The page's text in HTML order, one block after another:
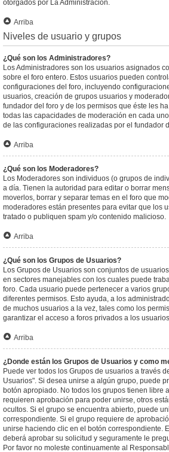
otorgados por La Administración.
Arriba
Niveles de usuario y grupos
¿Qué son los Administradores?
Los Administradores son los usuarios asignados
sobre el foro entero. Estos usuarios pueden
configuraciones del foro, incluyendo
usuarios, creación de grupos usuarios y
fundador del foro y de los permisos que éste les
todas las capacidades de moderación en cada
de las configuraciones realizadas por el fundador
Arriba
¿Qué son los Moderadores?
Los Moderadores son individuos (o grupos de
a día. Tienen la autoridad para editar o borrar
moverlos, borrar y separar temas en el foro que
moderadores están presentes para evitar que los
tratado o publiquen spam y/o contenido malicioso.
Arriba
¿Qué son los Grupos de Usuarios?
Los Grupos de Usuarios son conjuntos de
en sectores manejables con los cuales puede
foro. Cada usuario puede pertenecer a varios
diferentes permisos. Esto ayuda, a los
de muchos usuarios a la vez, tales como los
garantizar el acceso a foros privados a los
Arriba
¿Donde están los Grupos de Usuarios y como
Puede ver todos los Grupos de usuarios a través
Usuarios". Si desea unirse a algún grupo, puede
botón apropiado. No todos los grupos tienen libre
requieren aprobación para poder unirse, otros
ocultos. Si el grupo se encuentra abierto, puede
correspondiente. Si el grupo requiere de
unirse haciendo clic en el botón correspondiente.
deberá aprobar su solicitud y seguramente le
Por favor no moleste continuamente al